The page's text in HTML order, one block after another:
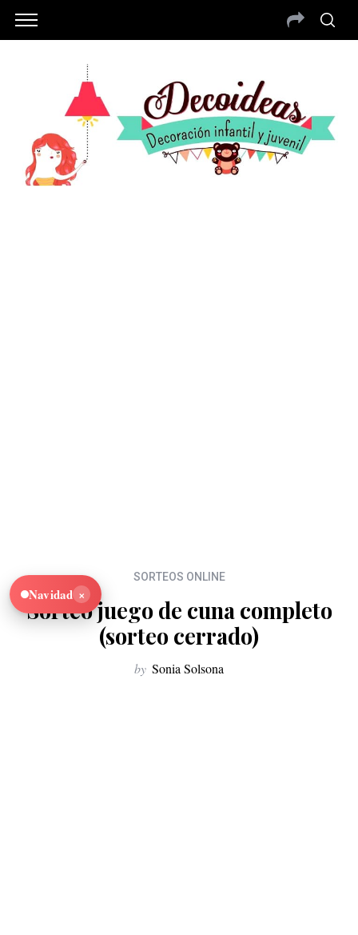
SORTEOS ONLINE
Sorteo juego de cuna completo
(sorteo cerrado)
by Sonia Solsona
Navidad ×